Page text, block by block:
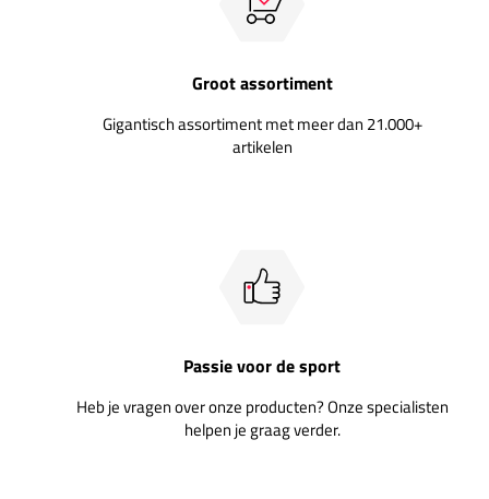
Groot assortiment
Gigantisch assortiment met meer dan 21.000+
artikelen
Passie voor de sport
Heb je vragen over onze producten? Onze specialisten
helpen je graag verder.